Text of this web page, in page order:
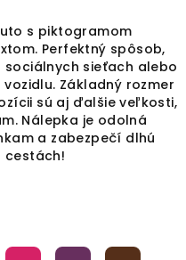
s piktogramom
Perfektný spôsob,
sieťach alebo
Základný rozmer
sú aj ďalšie veľkosti,
Nálepka je odolná
a zabezpečí dlhú
cestách!